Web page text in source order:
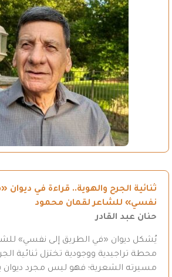
ثنائية الجرح والهوية.. قراءة في ديوان
نفسي» للشاعر لقمان محمود
حنان عبد القادر
يُشكل ديوان «في الطريق إلى نفسي»
محطة تراجيدية ووجودية تختزل ثنائية
مسيرته الشعرية؛ فهو ليس مجرد